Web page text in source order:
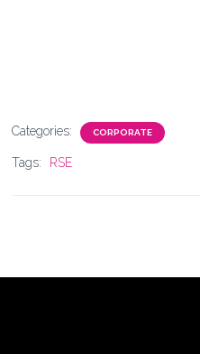
Categories: CORPORATE
Tags: RSE